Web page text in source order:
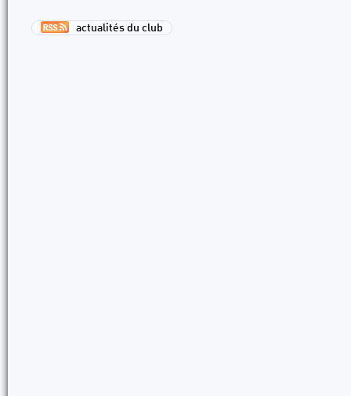
actualités du club